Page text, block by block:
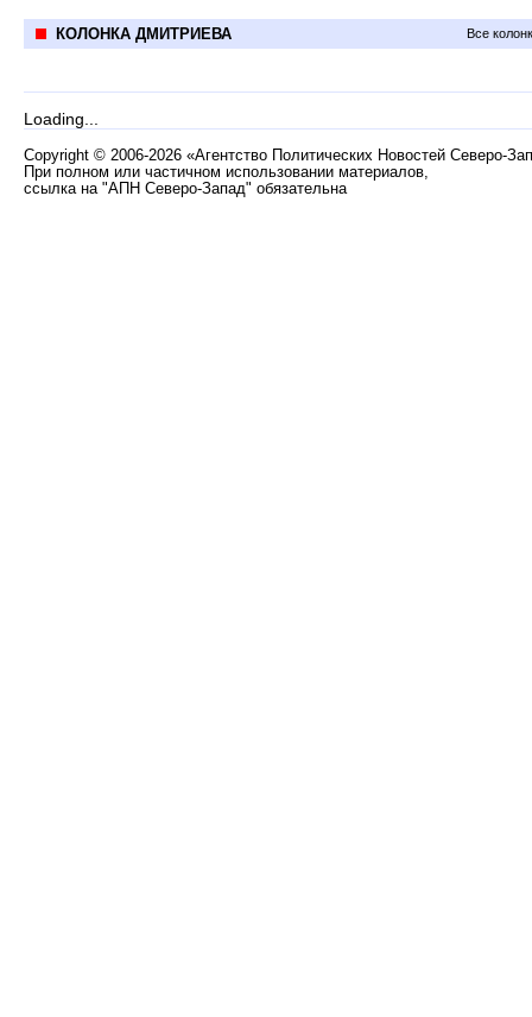
КОЛОНКА ДМИТРИЕВА Все
Loading...
Copyright © 2006-2026 «Агентство Политических Новостей Северо-
При полном или частичном использовании материалов,
ссылка на "АПН Северо-Запад" обязательна